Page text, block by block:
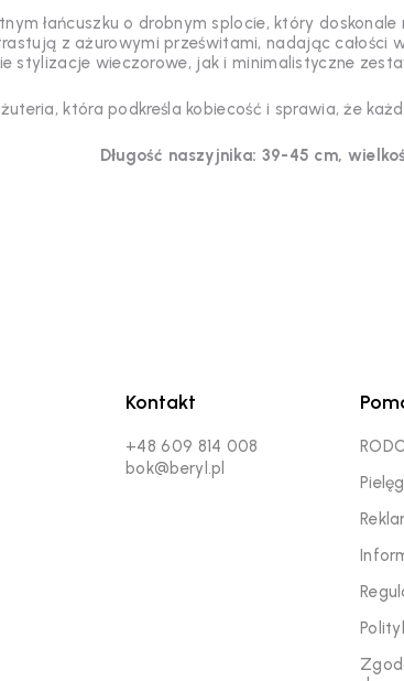
łańcuszku o drobnym splocie, który
z ażurowymi prześwitami, nadając
stylizacje wieczorowe, jak i minimalistyczne
która podkreśla kobiecość i sprawia, że
Długość naszyjnika: 39-45 cm,
Kontakt
+48 609 814 008
bok@beryl.pl